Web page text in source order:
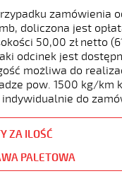
zamówienia
doliczona jest
50,00 zł netto
odcinek jest
możliwa do
pow. 1500 kg/km
do
ZA ILOŚĆ
PALETOWA